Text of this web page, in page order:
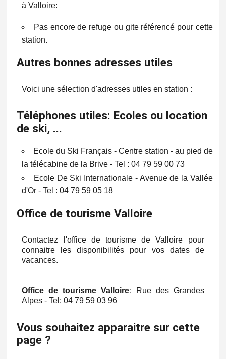
à Valloire:
Pas encore de refuge ou gite référencé pour cette
station.
Autres bonnes adresses utiles
Voici une sélection d'adresses utiles en station :
Téléphones utiles: Ecoles ou location
de ski, ...
Ecole du Ski Français - Centre station - au pied de
la télécabine de la Brive - Tel : 04 79 59 00 73
Ecole De Ski Internationale - Avenue de la Vallée
d'Or - Tel : 04 79 59 05 18
Office de tourisme Valloire
Contactez l'office de tourisme de Valloire pour
connaitre les disponibilités pour vos dates de
vacances.
Office de tourisme Valloire: Rue des Grandes
Alpes - Tel: 04 79 59 03 96
Vous souhaitez apparaitre sur cette
page ?